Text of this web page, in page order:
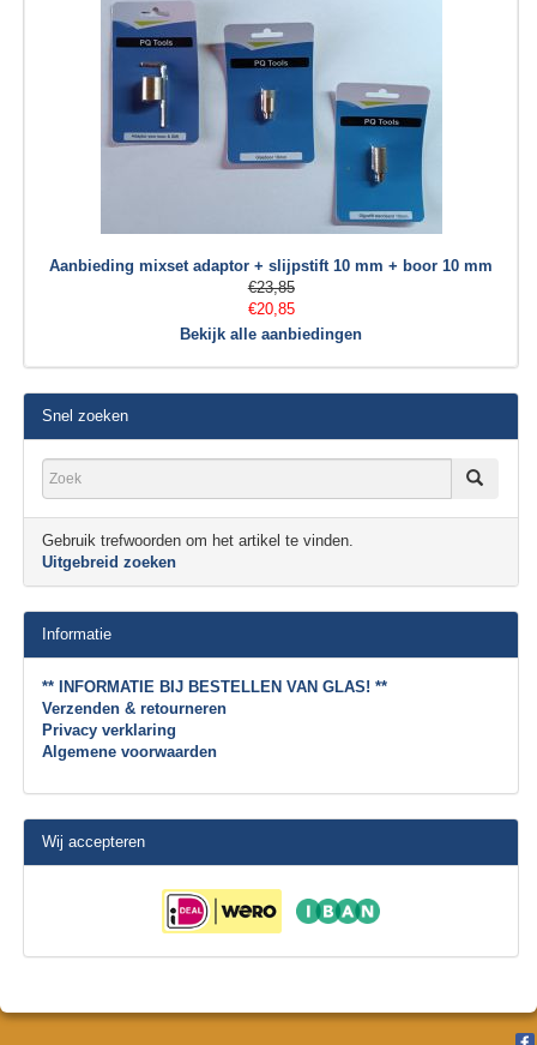
Aanbieding mixset adaptor + slijpstift 10 mm + boor 10 mm
€23,85
€20,85
Bekijk alle aanbiedingen
Snel zoeken
Gebruik trefwoorden om het artikel te vinden.
Uitgebreid zoeken
Informatie
** INFORMATIE BIJ BESTELLEN VAN GLAS! **
Verzenden & retourneren
Privacy verklaring
Algemene voorwaarden
Wij accepteren